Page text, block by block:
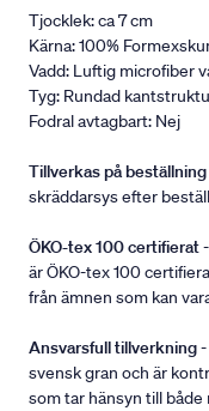
Tjocklek: ca 7 cm
Kärna: 100%
Vadd: Luftig microfiber
Tyg: Rundad
Fodral avtagbart: Nej
Tillverkas på beställning
skräddarsys efter
ÖKO-tex 100 certifierat
är ÖKO-tex 100
från ämnen som kan
Ansvarsfull tillverkning
svensk gran och är
som tar hänsyn till